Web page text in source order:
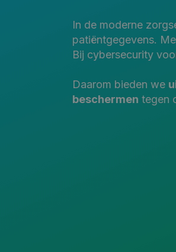
In de moderne
patiëntgegevens.
Bij cybersecurity
Daarom bieden we
beschermen tegen